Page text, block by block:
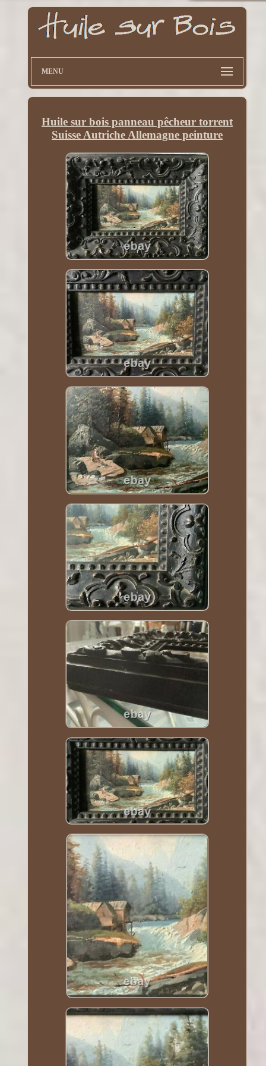
MENU
Huile sur bois panneau pêcheur torrent
Suisse Autriche Allemagne peinture